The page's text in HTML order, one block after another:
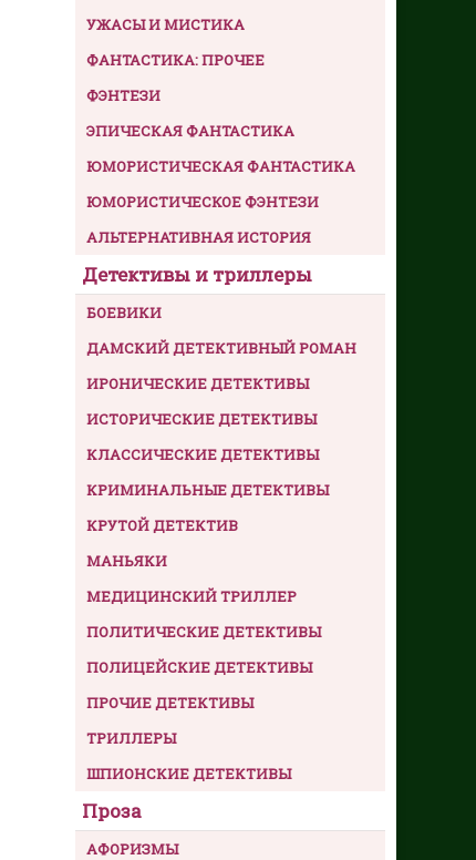
УЖАСЫ И МИСТИКА
ФАНТАСТИКА: ПРОЧЕЕ
ФЭНТЕЗИ
ЭПИЧЕСКАЯ ФАНТАСТИКА
ЮМОРИСТИЧЕСКАЯ ФАНТАСТИКА
ЮМОРИСТИЧЕСКОЕ ФЭНТЕЗИ
АЛЬТЕРНАТИВНАЯ ИСТОРИЯ
Детективы и триллеры
БОЕВИКИ
ДАМСКИЙ ДЕТЕКТИВНЫЙ РОМАН
ИРОНИЧЕСКИЕ ДЕТЕКТИВЫ
ИСТОРИЧЕСКИЕ ДЕТЕКТИВЫ
КЛАССИЧЕСКИЕ ДЕТЕКТИВЫ
КРИМИНАЛЬНЫЕ ДЕТЕКТИВЫ
КРУТОЙ ДЕТЕКТИВ
МАНЬЯКИ
МЕДИЦИНСКИЙ ТРИЛЛЕР
ПОЛИТИЧЕСКИЕ ДЕТЕКТИВЫ
ПОЛИЦЕЙСКИЕ ДЕТЕКТИВЫ
ПРОЧИЕ ДЕТЕКТИВЫ
ТРИЛЛЕРЫ
ШПИОНСКИЕ ДЕТЕКТИВЫ
Проза
АФОРИЗМЫ